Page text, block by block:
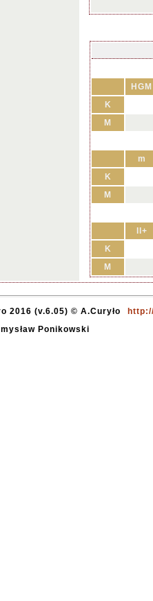
HGM
K
M
m
K
M
II+
K
M
2016 (v.6.05) © A.Curyło
Ponikowski